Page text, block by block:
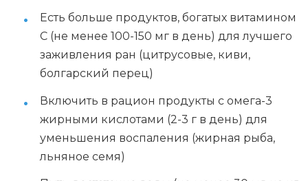
Есть больше продуктов, богатых витамином
C (не менее 100-150 мг в день) для лучшего
заживления ран (цитрусовые, киви,
болгарский перец)
Включить в рацион продукты с омега-3
жирными кислотами (2-3 г в день) для
уменьшения воспаления (жирная рыба,
льняное семя)